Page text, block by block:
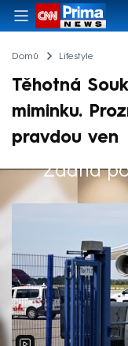
Domů Lifestyle
Těhotná
miminku.
pravdou ven
Žádná
Výběr redakce